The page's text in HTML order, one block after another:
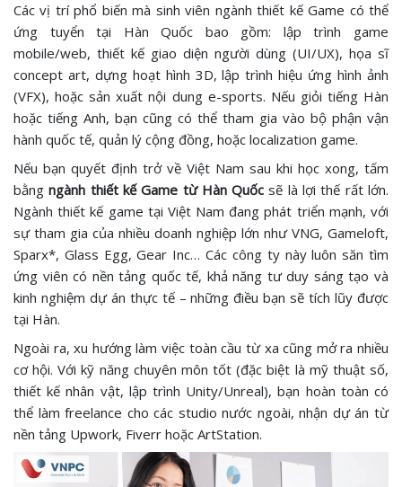
Các vị trí phổ biến mà sinh viên ngành thiết kế Game có thể
ứng tuyển tại Hàn Quốc bao gồm: lập trình game
mobile/web, thiết kế giao diện người dùng (UI/UX), họa sĩ
concept art, dựng hoạt hình 3D, lập trình hiệu ứng hình ảnh
(VFX), hoặc sản xuất nội dung e-sports. Nếu giỏi tiếng Hàn
hoặc tiếng Anh, bạn cũng có thể tham gia vào bộ phận vận
hành quốc tế, quản lý cộng đồng, hoặc localization game.
Nếu bạn quyết định trở về Việt Nam sau khi học xong, tấm
bằngngành thiết kế Game từ Hàn Quốc sẽ là lợi thế rất lớn.
Ngành thiết kế game tại Việt Nam đang phát triển mạnh, với
sự tham gia của nhiều doanh nghiệp lớn như VNG, Gameloft,
Sparx*, Glass Egg, Gear Inc… Các công ty này luôn săn tìm
ứng viên có nền tảng quốc tế, khả năng tư duy sáng tạo và
kinh nghiệm dự án thực tế – những điều bạn sẽ tích lũy được
tại Hàn.
Ngoài ra, xu hướng làm việc toàn cầu từ xa cũng mở ra nhiều
cơ hội. Với kỹ năng chuyên môn tốt (đặc biệt là mỹ thuật số,
thiết kế nhân vật, lập trình Unity/Unreal), bạn hoàn toàn có
thể làm freelance cho các studio nước ngoài, nhận dự án từ
nền tảng Upwork, Fiverr hoặc ArtStation.